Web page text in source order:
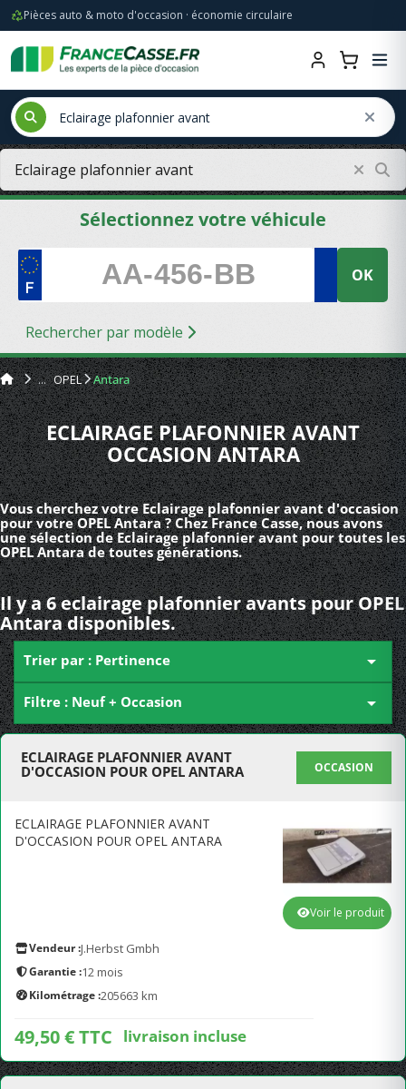
Pièces auto & moto d'occasion · économie circulaire
Sélectionnez votre véhicule
OK
Rechercher par modèle
OPEL Antara
ECLAIRAGE PLAFONNIER AVANT
OCCASION ANTARA
Vous cherchez votre Eclairage plafonnier avant d'occasion
pour votre OPEL Antara ? Chez France Casse, nous avons
une sélection de Eclairage plafonnier avant pour toutes les
OPEL Antara de toutes générations.
Il y a 6 eclairage plafonnier avants pour OPEL
Antara disponibles.
Trier par : Pertinence 
Filtre : Neuf + Occasion 
ECLAIRAGE PLAFONNIER AVANT
D'OCCASION POUR OPEL ANTARA
OCCASION
ECLAIRAGE PLAFONNIER AVANT
D'OCCASION POUR OPEL ANTARA
Vendeur :J.Herbst Gmbh
Garantie :12 mois
Kilométrage :205663 km
49,50 € TTC livraison incluse
Voir le produit